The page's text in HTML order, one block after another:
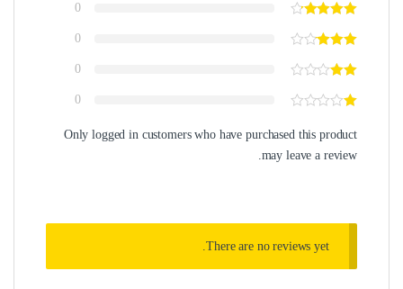
0
0
0
0
Only logged in customers who have purchased this product
may leave a review.
There are no reviews yet.